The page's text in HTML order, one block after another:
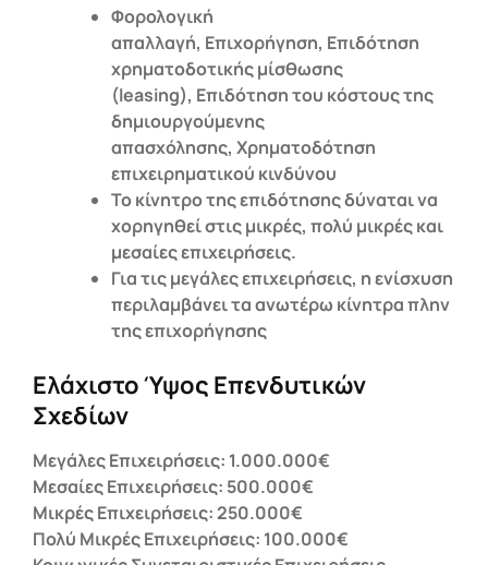
Φορολογική
απαλλαγή, Επιχορήγηση, Επιδότηση
χρηματοδοτικής μίσθωσης
(leasing), Επιδότηση του κόστους της
δημιουργούμενης
απασχόλησης, Χρηματοδότηση
επιχειρηματικού κινδύνου
Το κίνητρο της επιδότησης δύναται να
χορηγηθεί στις μικρές, πολύ μικρές και
μεσαίες επιχειρήσεις.
Για τις μεγάλες επιχειρήσεις, η ενίσχυση
περιλαμβάνει τα ανωτέρω κίνητρα πλην
της επιχορήγησης
Ελάχιστο Ύψος Επενδυτικών
Σχεδίων
Μεγάλες Επιχειρήσεις: 1.000.000€
Μεσαίες Επιχειρήσεις: 500.000€
Μικρές Επιχειρήσεις: 250.000€
Πολύ Μικρές Επιχειρήσεις: 100.000€